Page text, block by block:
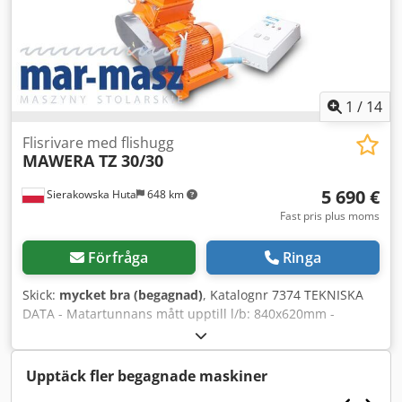
totalvikt cirka 11 000 kg – tillverkad i Tyskland - autorevers
(med justeringsmöjlighet) – begagnad flishugg, mycket gott
skick Nettopris: 231 900 PLN Nettopris: 55 200 EUR
Nettopris beräknat till kurs 4,2 PLN/EUR (vid större
kursförändringar kan priset justeras)
1 / 14
Sierakowska Huta 648 km
Flisrivare med flishugg
MAWERA TZ 30/30
5 690 €
Fast pris plus moms
Förfråga Ringa
Skick: mycket bra (begagnad), Katalognr 7374 TEKNISKA
DATA - Matartunnans mått upptill l/b: 840x620mm -
Matartunnans mått nertill l/b: 300x300mm - Rotorbredd:
340mm - Motor: 22kW - Sikt: 15mm - Antal knivar: 6 st -
Utlopp för flisat trä: Ø 160mm - Mått l/b/h:
1400x800x2000mm - Vikt: 840kg FÖRDELAR – Tysk
Upptäck fler begagnade maskiner